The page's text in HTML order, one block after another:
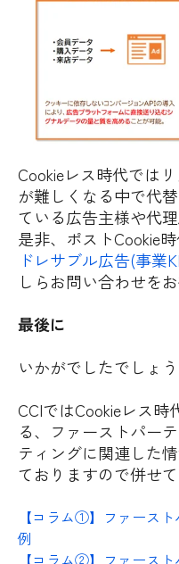
Cookieレス時代では
が難しくなる中で代
ている広告主様や代
是非、ポストCookie
ドレサブル広告(事業
しらお問い合わせを
最後に
いかがでしたでしょ
CCIではCookieレス
る、ファーストパー
ティングに関連した
ておりますので併せ
【コラム①】ファース
例
【コラム②】ファース